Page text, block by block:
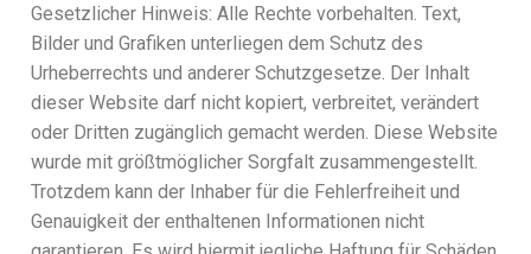
Gesetzlicher Hinweis: Alle Rechte vorbehalten. Text,
Bilder und Grafiken unterliegen dem Schutz des
Urheberrechts und anderer Schutzgesetze. Der Inhalt
dieser Website darf nicht kopiert, verbreitet, verändert
oder Dritten zugänglich gemacht werden. Diese Website
wurde mit größtmöglicher Sorgfalt zusammengestellt.
Trotzdem kann der Inhaber für die Fehlerfreiheit und
Genauigkeit der enthaltenen Informationen nicht